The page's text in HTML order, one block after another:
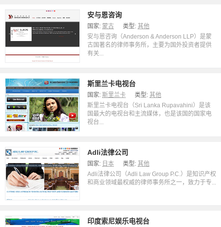
安与恩咨询
国家: 蒙古 类型: 其他
安与恩咨询（Anderson & Anderson LLP）是蒙
古国著名的律师事务所，主要为国外投资者提供
有关...
斯里兰卡电视台
国家: 斯里兰卡 类型: 其他
斯里兰卡电视台（Sri Lanka Rupavahini）是该
国最大的电视台和主流媒体，也是该国的国家电
视台...
Adli法律公司
国家: 日本 类型: 其他
Adli法律公司（Adli Law Group P.C.）是知识产权
和商业领域最权威的律师事务所之一，致力于专...
印度索尼娱乐电视台